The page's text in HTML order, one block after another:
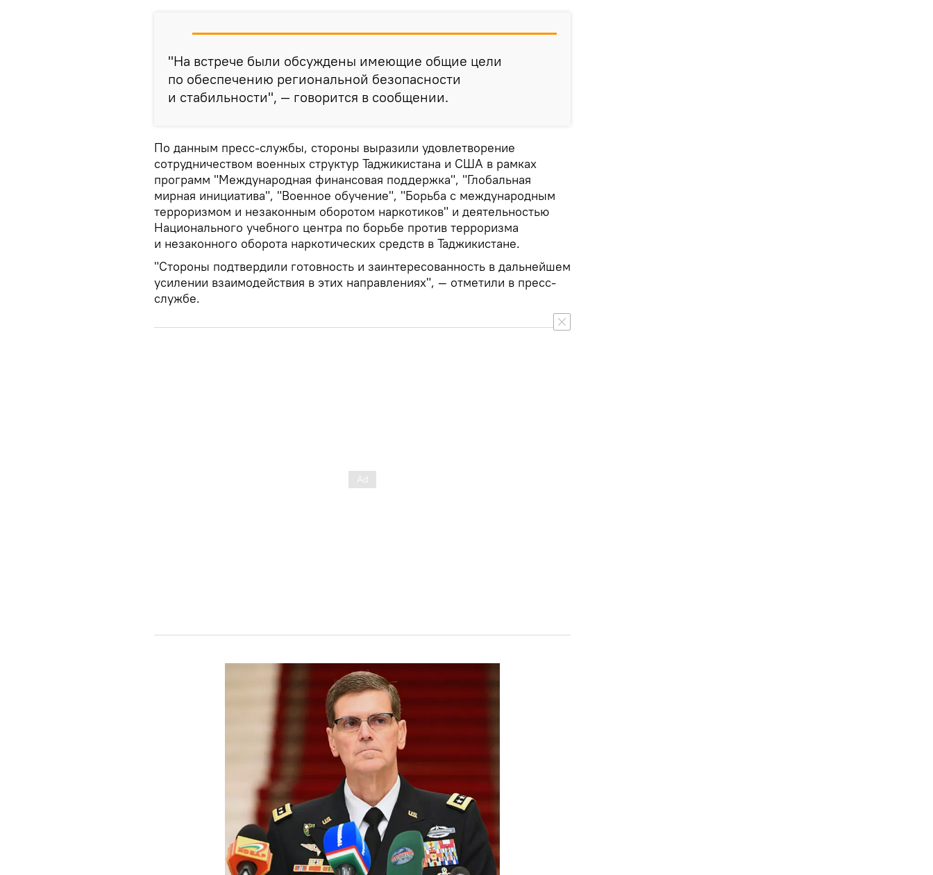
"На встрече были обсуждены имеющие общие цели
по обеспечению региональной безопасности
и стабильности", — говорится в сообщении.
По данным пресс-службы, стороны выразили удовлетворение
сотрудничеством военных структур Таджикистана и США в рамках
программ "Международная финансовая поддержка", "Глобальная
мирная инициатива", "Военное обучение", "Борьба с международным
терроризмом и незаконным оборотом наркотиков" и деятельностью
Национального учебного центра по борьбе против терроризма
и незаконного оборота наркотических средств в Таджикистане.
"Стороны подтвердили готовность и заинтересованность в дальнейшем
усилении взаимодействия в этих направлениях", — отметили в пресс-
службе.